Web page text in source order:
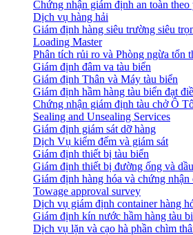
Chứng nhận giám định an toàn theo
Dịch vụ hàng hải
Giám định hàng siêu trường siêu
Loading Master
Phân tích rủi ro và Phòng ngừa tổn
​Giám định đâm va tàu biển
Giám định Thân và Máy tàu biển
​Giám định hầm hàng tàu biển đạt
Chứng nhận giám định tàu chở Ô
Sealing and Unsealing Services
Giám định giám sát dỡ hàng
Dịch Vụ kiểm đếm và giám sát
Giám định thiết bị tàu biển
Giám định thiết bị đường ống và
Giám định hàng hóa và chứng nhận
Towage approval survey
Dịch vụ giám định container hàng
Giám định kín nước hầm hàng tàu
Dịch vụ lặn và cạo hà phần chìm